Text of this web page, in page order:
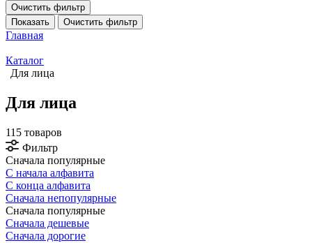
Очистить фильтр
Показать
Очистить фильтр
Главная
Каталог
Для лица
Для лица
115 товаров
Фильтр
Сначала популярные
С начала алфавита
С конца алфавита
Сначала непопулярные
Сначала популярные
Сначала дешевые
Сначала дорогие